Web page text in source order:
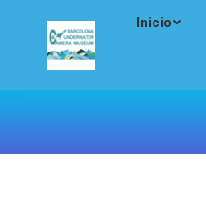
Inicio